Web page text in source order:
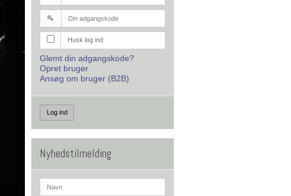
Husk log ind
Glemt din adgangskode?
Opret bruger
Ansøg om bruger (B2B)
Log ind
Nyhedstilmelding